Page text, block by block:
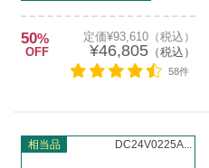
50%
OFF
定価¥93,610（税込）
¥46,805（税込）
58件
相当品 DC24V0225A...